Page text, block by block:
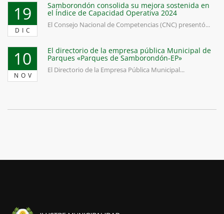
19
DIC
Samborondón consolida su mejora sostenida en
el Índice de Capacidad Operativa 2024
El Consejo Nacional de Competencias (CNC) presentó...
10
NOV
El directorio de la empresa pública Municipal de
Parques «Parques de Samborondón-EP»
El Directorio de la Empresa Pública Municipal...